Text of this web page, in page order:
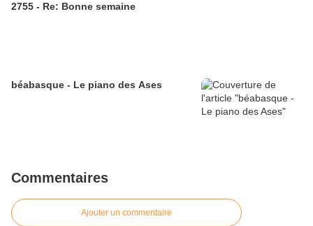
2755 - Re: Bonne semaine
béabasque - Le piano des Ases
Commentaires
Ajouter un commentaire